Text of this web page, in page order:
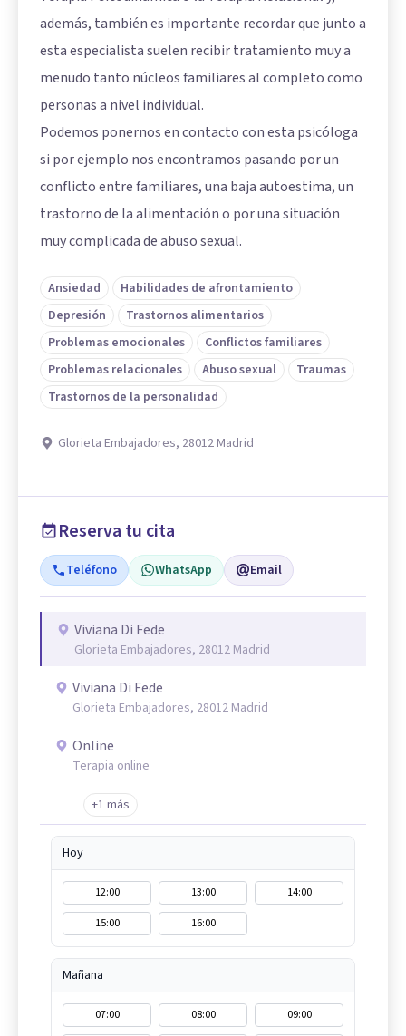
además, también es importante recordar que junto a
esta especialista suelen recibir tratamiento muy a
menudo tanto núcleos familiares al completo como
personas a nivel individual.
Podemos ponernos en contacto con esta psicóloga
si por ejemplo nos encontramos pasando por un
conflicto entre familiares, una baja autoestima, un
trastorno de la alimentación o por una situación
muy complicada de abuso sexual.
Ansiedad
Habilidades de afrontamiento
Depresión
Trastornos alimentarios
Problemas emocionales
Conflictos familiares
Problemas relacionales
Abuso sexual
Traumas
Trastornos de la personalidad
Glorieta Embajadores, 28012 Madrid
Reserva tu cita
Teléfono WhatsApp Email
Viviana Di Fede
Glorieta Embajadores, 28012 Madrid
Viviana Di Fede
Glorieta Embajadores, 28012 Madrid
Online
Terapia online
+1 más
Hoy
12:00 13:00
14:00
15:00
16:00
Mañana
07:00 08:00
09:00